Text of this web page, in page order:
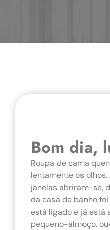
Bom dia,
Roupa de cama
lentamente os olhos,
janelas abriram-se,
da casa de banho
está ligado e já está
pequeno-almoço,